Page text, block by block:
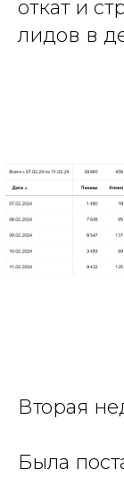
откат и
лидов в
Вторая
Была